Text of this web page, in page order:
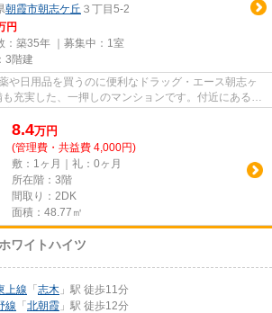
朝霞市朝志ケ丘 ３丁目5-2
円
：築35年 ｜募集中： 1室
3階建
や日用品を買うのに便利なドラッグ・エース朝志ヶ
充実した、一押しのマンションです。付近にある2
じて...
8.4万円
(管理費・共益費 4,000円)
敷：1ヶ月｜礼：0ヶ月
所在階：3階
間取り：2DK
面積：48.77㎡
ワイトハイツ
上線 「 志木 」駅 徒歩11分
線 「 北朝霞 」駅 徒歩12分